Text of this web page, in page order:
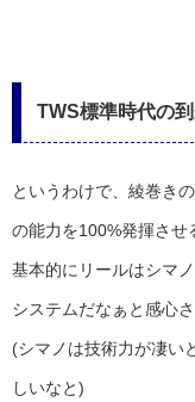
TWS標準時代の
というわけで、綾巻き
の能力を100%発揮させ
基本的にリールはシマ
システムだなぁと感心さ
(シマノは技術力が凄い
しいなと)